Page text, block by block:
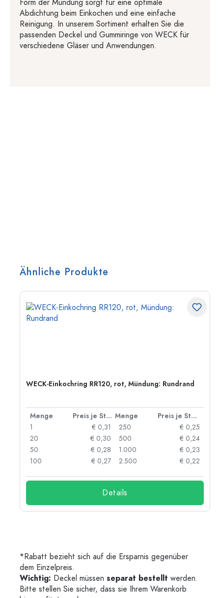
Form der Mündung sorgt für eine optimale
Abdichtung beim Einkochen und eine einfache
Reinigung. In unserem Sortiment erhalten Sie die
passenden Deckel und Gummiringe von WECK für
verschiedene Gläser und Anwendungen.
Ähnliche Produkte
WECK-Einkochring RR120, rot, Mündung: Rundrand
Menge Preis je Stück Menge
Preis je Stück
1
€ 0,31
20
€ 0,30
50
€ 0,28
100
€ 0,27
250
€ 0,25
500
€ 0,24
1.000
€ 0,23
2.500
€ 0,22
Details
*Rabatt bezieht sich auf die Ersparnis gegenüber
dem Einzelpreis.
Wichtig: Deckel müssen separat bestellt werden.
Bitte stellen Sie sicher, dass sie Ihrem Warenkorb